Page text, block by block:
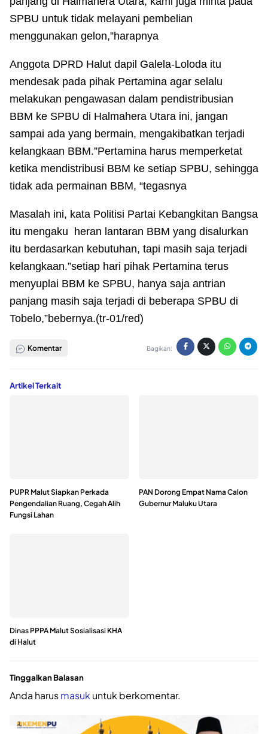
SPBU untuk tidak melayani pembelian
menggunakan gelon,”harapnya
Anggota DPRD Halut dapil Galela-Loloda itu
mendesak pada pihak Pertamina agar selalu
melakukan pengawasan dalam pendistribusian
BBM ke SPBU di Halmahera Utara ini, jangan
sampai ada yang bermain, mengakibatkan terjadi
kelangkaan BBM.”Pertamina harus memperketat
ketika mendistribusi BBM ke setiap SPBU, sehingga
tidak ada permainan BBM, “tegasnya
Masalah ini, kata Politisi Partai Kebangkitan Bangsa
itu mengaku heran lantaran BBM yang disalurkan
itu berdasarkan kebutuhan, tapi masih saja terjadi
kelangkaan.”setiap hari pihak Pertamina terus
menyuplai BBM ke SPBU, hanya saja antrian
panjang masih saja terjadi di beberapa SPBU di
Tobelo,”bebernya.(tr-01/red)
Komentar Bagikan:
Artikel Terkait
PUPR Malut Siapkan Perkada
Pengendalian Ruang, Cegah Alih
Fungsi Lahan
PAN Dorong Empat Nama Calon
Gubernur Maluku Utara
Dinas PPPA Malut Sosialisasi KHA
di Halut
Tinggalkan Balasan
Anda harusmasuk untuk berkomentar.